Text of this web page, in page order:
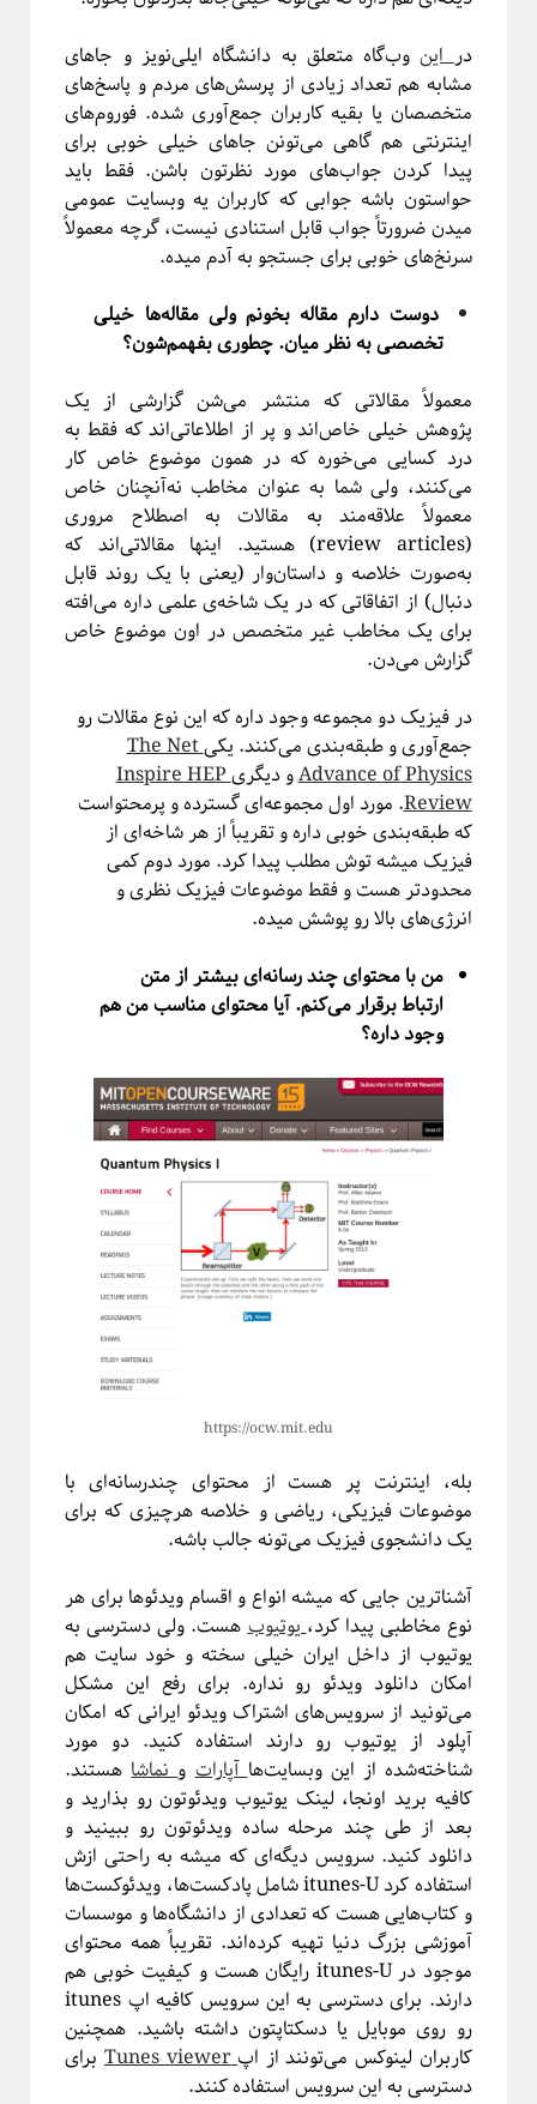
دراینوب‌گاه متعلق به دانشگاه ایلی‌نویز و جاهای
مشابه هم تعداد زیادی از پرسش‌های مردم و پاسخ‌های
متخصصان یا بقیه کاربران جمع‌آوری شده. فوروم‌های
اینترنتی هم گاهی می‌تونن جاهای خیلی خوبی برای
پیدا کردن جواب‌های مورد نظرتون باشن. فقط باید
حواستون باشه جوابی که کاربران یه وبسایت عمومی
میدن ضرورتاً جواب قابل استنادی نیست، گرچه معمولاً
سرنخ‌های خوبی برای جستجو به آدم میده.
دوست دارم مقاله بخونم ولی مقاله‌ها خیلی
تخصصی به نظر میان. چطوری بفهمم‌شون؟
معمولاً مقالاتی که منتشر می‌شن گزارشی از یک
پژوهش خیلی خاص‌اند و پر از اطلاعاتی‌اند که فقط به
درد کسایی می‌خوره که در همون موضوع خاص کار
می‌کنند، ولی شما به عنوان مخاطب نه‌آنچنان خاص
معمولاً علاقه‌مند به مقالات به اصطلاح مروری
(review articles) هستید. اینها مقالاتی‌اند که
به‌صورت خلاصه‌ و داستان‌وار (یعنی با یک روند قابل
دنبال) از اتفاقاتی که در یک شاخه‌ی علمی داره‌ می‌افته
برای یک مخاطب غیر متخصص در اون موضوع خاص
گزارش می‌دن.
در فیزیک دو مجموعه وجود داره که این نوع مقالات رو
جمع‌آوری و طبقه‌بندی می‌کنند. یکیThe Net
Advance of Physicsو دیگریInspire HEP
Review
. مورد اول مجموعه‌ای گسترده و پرمحتواست
که طبقه‌بندی خوبی داره و تقریباً از هر شاخه‌ای از
فیزیک میشه توش مطلب پیدا کرد. مورد دوم کمی
محدودتر هست و فقط موضوعات فیزیک نظری و
انرژی‌های بالا رو پوشش میده.
من با محتوای چند رسانه‌ای بیشتر از متن
ارتباط برقرار می‌کنم. آیا محتوای مناسب من هم
وجود داره؟
https://ocw.mit.edu
بله، اینترنت پر هست از محتوای چندرسانه‌ای با
موضوعات فیزیکی، ریاضی و خلاصه هرچیزی که برای
یک دانشجوی فیزیک می‌تونه جالب باشه.
آشناترین جایی که میشه انواع و اقسام ویدئوها برای هر
نوع مخاطبی پیدا کرد،یوتیوب هست. ولی دسترسی به
یوتیوب از داخل ایران خیلی سخته و خود سایت هم
امکان دانلود ویدئو رو نداره. برای رفع این مشکل
می‌تونید از سرویس‌های اشتراک ویدئو ایرانی که امکان
آپلود از یوتیوب رو دارند استفاده کنید. دو مورد
شناخته‌شده از این وبسایت‌هاآپاراتونماشاهستند.
کافیه برید اونجا، لینک یوتیوب ویدئوتون رو بذارید و
بعد از طی چند مرحله ساده ویدئوتون رو ببینید و
دانلود کنید. سرویس دیگه‌ای که میشه به راحتی ازش
استفاده کرد itunes-U شامل پادکست‌ها، ویدئوکست‌ها
و کتاب‌هایی هست که تعدادی از دانشگاه‌ها و موسسات
آموزشی بزرگ دنیا تهیه‌ کرده‌اند. تقریباً همه محتوای
موجود در itunes-U رایگان هست و کیفیت خوبی هم
دارند. برای دسترسی به این سرویس کافیه اپ itunes
رو روی موبایل یا دسکتاپتون داشته باشید. همچنین
کاربران لینوکس می‌تونند از اپTunes viewer
برای
دسترسی به این سرویس استفاده کنند.